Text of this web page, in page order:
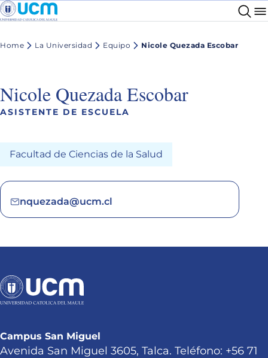
Home La Universidad Equipo Nicole Quezada Escobar
Nicole Quezada Escobar
ASISTENTE DE ESCUELA
Facultad de Ciencias de la Salud
nquezada@ucm.cl
Campus San Miguel
Avenida San Miguel 3605, Talca. Teléfono: +56 71